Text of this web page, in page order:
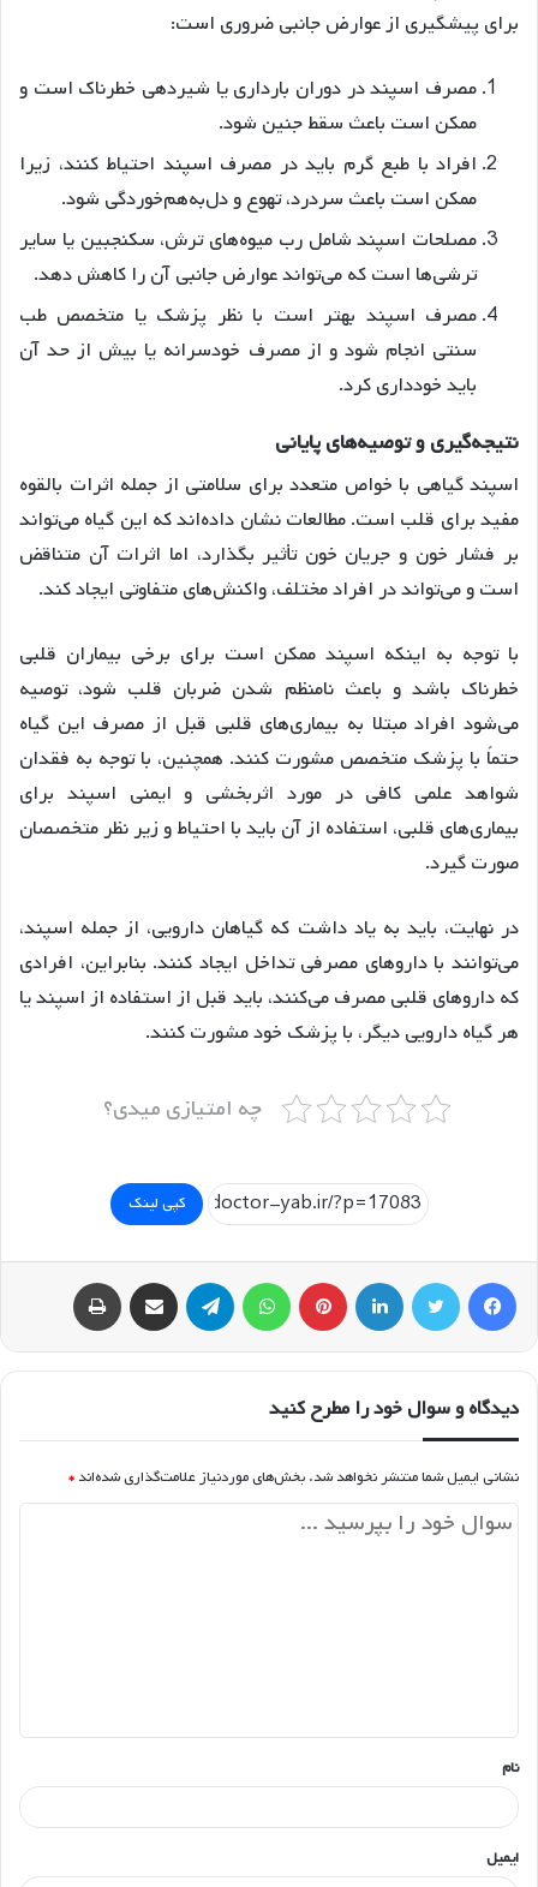
برای پیشگیری از عوارض جانبی ضروری است:
مصرف اسپند در دوران بارداری یا شیردهی خطرناک است و
ممکن است باعث سقط جنین شود.
افراد با طبع گرم باید در مصرف اسپند احتیاط کنند، زیرا
ممکن است باعث سردرد، تهوع و دل‌به‌هم‌خوردگی شود.
مصلحات اسپند شامل رب میوه‌های ترش، سکنجبین یا سایر
ترشی‌ها است که می‌تواند عوارض جانبی آن را کاهش دهد.
مصرف اسپند بهتر است با نظر پزشک یا متخصص طب
سنتی انجام شود و از مصرف خودسرانه یا بیش از حد آن
باید خودداری کرد.
نتیجهگیریوتوصیههایپایانی
اسپند گیاهی با خواص متعدد برای سلامتی از جمله اثرات بالقوه
مفید برای قلب است. مطالعات نشان داده‌اند که این گیاه می‌تواند
بر فشار خون و جریان خون تأثیر بگذارد، اما اثرات آن متناقض
است و می‌تواند در افراد مختلف، واکنش‌های متفاوتی ایجاد کند.
با توجه به اینکه اسپند ممکن است برای برخی بیماران قلبی
خطرناک باشد و باعث نامنظم شدن ضربان قلب شود، توصیه
می‌شود افراد مبتلا به بیماری‌های قلبی قبل از مصرف این گیاه
حتماً با پزشک متخصص مشورت کنند. همچنین، با توجه به فقدان
شواهد علمی کافی در مورد اثربخشی و ایمنی اسپند برای
بیماری‌های قلبی، استفاده از آن باید با احتیاط و زیر نظر متخصصان
صورت گیرد.
در نهایت، باید به یاد داشت که گیاهان دارویی، از جمله اسپند،
می‌توانند با داروهای مصرفی تداخل ایجاد کنند. بنابراین، افرادی
که داروهای قلبی مصرف می‌کنند، باید قبل از استفاده از اسپند یا
هر گیاه دارویی دیگر، با پزشک خود مشورت کنند.
چه امتیازی میدی؟
کپی لینک
فیسبوک توییتر لینکداین پینتریست تلگرام اشتراک گذاری با ایمیل
دیدگاه و سوال خود را مطرح کنید
نشانی ایمیل شما منتشر نخواهد شد. بخش‌های موردنیاز علامت‌گذاری شده‌اند *
*
نام
ایمیل